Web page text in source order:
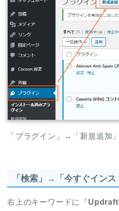
「プラグイン」→「新規追加
「検索」→「今すぐイン
右上のキーワードに『